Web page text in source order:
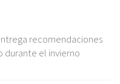
recomendaciones
durante el invierno